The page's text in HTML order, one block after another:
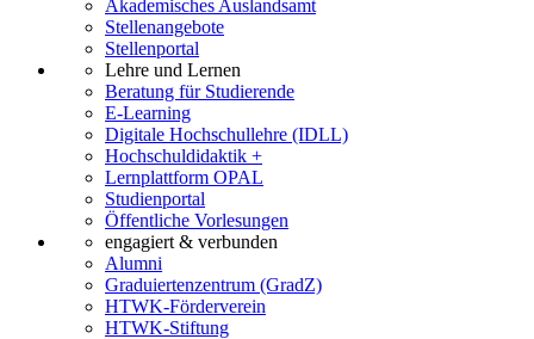
Akademisches Auslandsamt
Stellenangebote
Stellenportal
Lehre und Lernen
Beratung für Studierende
E-Learning
Digitale Hochschullehre (IDLL)
Hochschuldidaktik +
Lernplattform OPAL
Studienportal
Öffentliche Vorlesungen
engagiert & verbunden
Alumni
Graduiertenzentrum (GradZ)
HTWK-Förderverein
HTWK-Stiftung